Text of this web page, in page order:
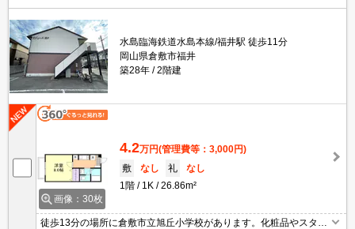
水島臨海鉄道水島本線/福井駅 徒歩11分
岡山県倉敷市福井
築28年
2階建
画像：30枚
4.2万円(管理費等：3,000円)
敷
なし 礼
なし
1階
1K 26.86m²
徒歩13分の場所に倉敷市立旭丘小学校があります。化粧品やスタイ